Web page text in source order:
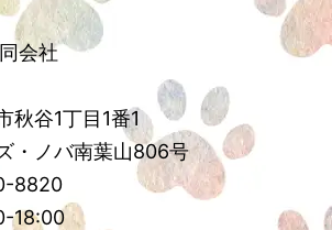
会社
秋谷1丁目1番1
・ノバ南葉山806号
8820
18:00